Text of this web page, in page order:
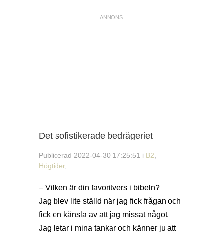
Det sofistikerade bedrägeriet
Publicerad 2022-04-30 17:25:51 i B2
Högtider,
– Vilken är din favoritvers i bibeln?
Jag blev lite ställd när jag fick frågan och
fick en känsla av att jag missat något.
Jag letar i mina tankar och känner ju att